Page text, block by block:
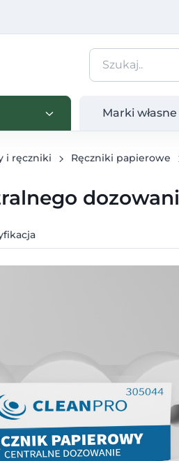
Marki własne
i ręczniki Ręczniki papierowe